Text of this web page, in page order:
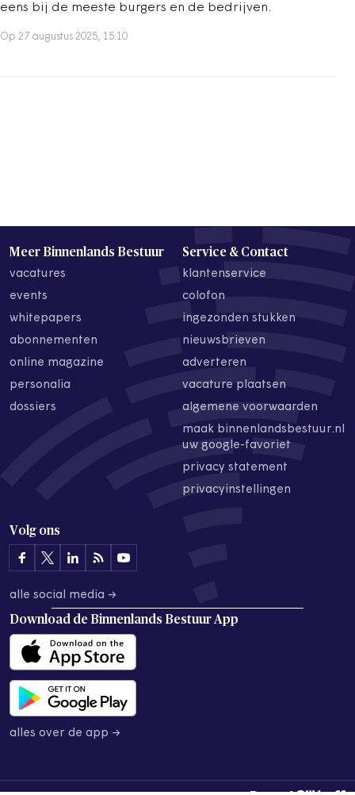
eens bij de meeste burgers en de bedrijven.
Op 27 augustus 2025, 15:10
Meer Binnenlands Bestuur
vacatures
events
whitepapers
abonnementen
online magazine
personalia
dossiers
Service & Contact
klantenservice
colofon
ingezonden stukken
nieuwsbrieven
adverteren
vacature plaatsen
algemene voorwaarden
maak binnenlandsbestuur.nl
uw google-favoriet
privacy statement
privacyinstellingen
Volg ons
alle social media →
Download de Binnenlands Bestuur App
alles over de app →